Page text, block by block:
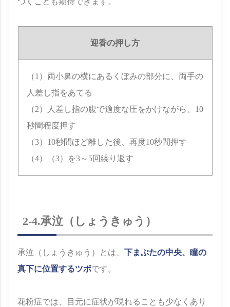
迎香の押し方
（1）両小鼻の横にあるくぼみの部分に、両手の
人差し指をあてる
（2）人差し指の腹で適度な圧をかけながら、10
秒間程度押す
（3）10秒間ほど離した後、再度10秒間押す
（4）（3）を3～5回繰り返す
2-4.承泣（しょうきゅう）
承泣（しょうきゅう）とは、下まぶたの中央、瞳の
真下に位置するツボです。
花粉症では、目元に症状が現れることも少なくあり